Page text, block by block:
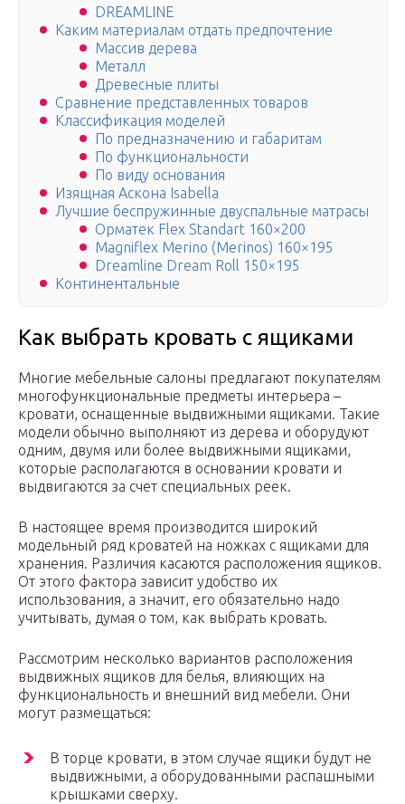
DREAMLINE
Каким материалам отдать предпочтение
Массив дерева
Металл
Древесные плиты
Сравнение представленных товаров
Классификация моделей
По предназначению и габаритам
По функциональности
По виду основания
Изящная Аскона Isabella
Лучшие беспружинные двуспальные матрасы
Орматек Flex Standart 160×200
Magniflex Merino (Merinos) 160×195
Dreamline Dream Roll 150×195
Континентальные
Как выбрать кровать с ящиками
Многие мебельные салоны предлагают покупателям
многофункциональные предметы интерьера –
кровати, оснащенные выдвижными ящиками. Такие
модели обычно выполняют из дерева и оборудуют
одним, двумя или более выдвижными ящиками,
которые располагаются в основании кровати и
выдвигаются за счет специальных реек.
В настоящее время производится широкий
модельный ряд кроватей на ножках с ящиками для
хранения. Различия касаются расположения ящиков.
От этого фактора зависит удобство их
использования, а значит, его обязательно надо
учитывать, думая о том, как выбрать кровать.
Рассмотрим несколько вариантов расположения
выдвижных ящиков для белья, влияющих на
функциональность и внешний вид мебели. Они
могут размещаться:
В торце кровати, в этом случае ящики будут не
выдвижными, а оборудованными распашными
крышками сверху.